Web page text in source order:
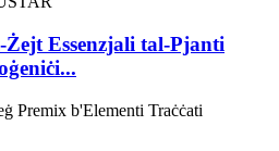
Żejt Essenzjali tal-Pjanti